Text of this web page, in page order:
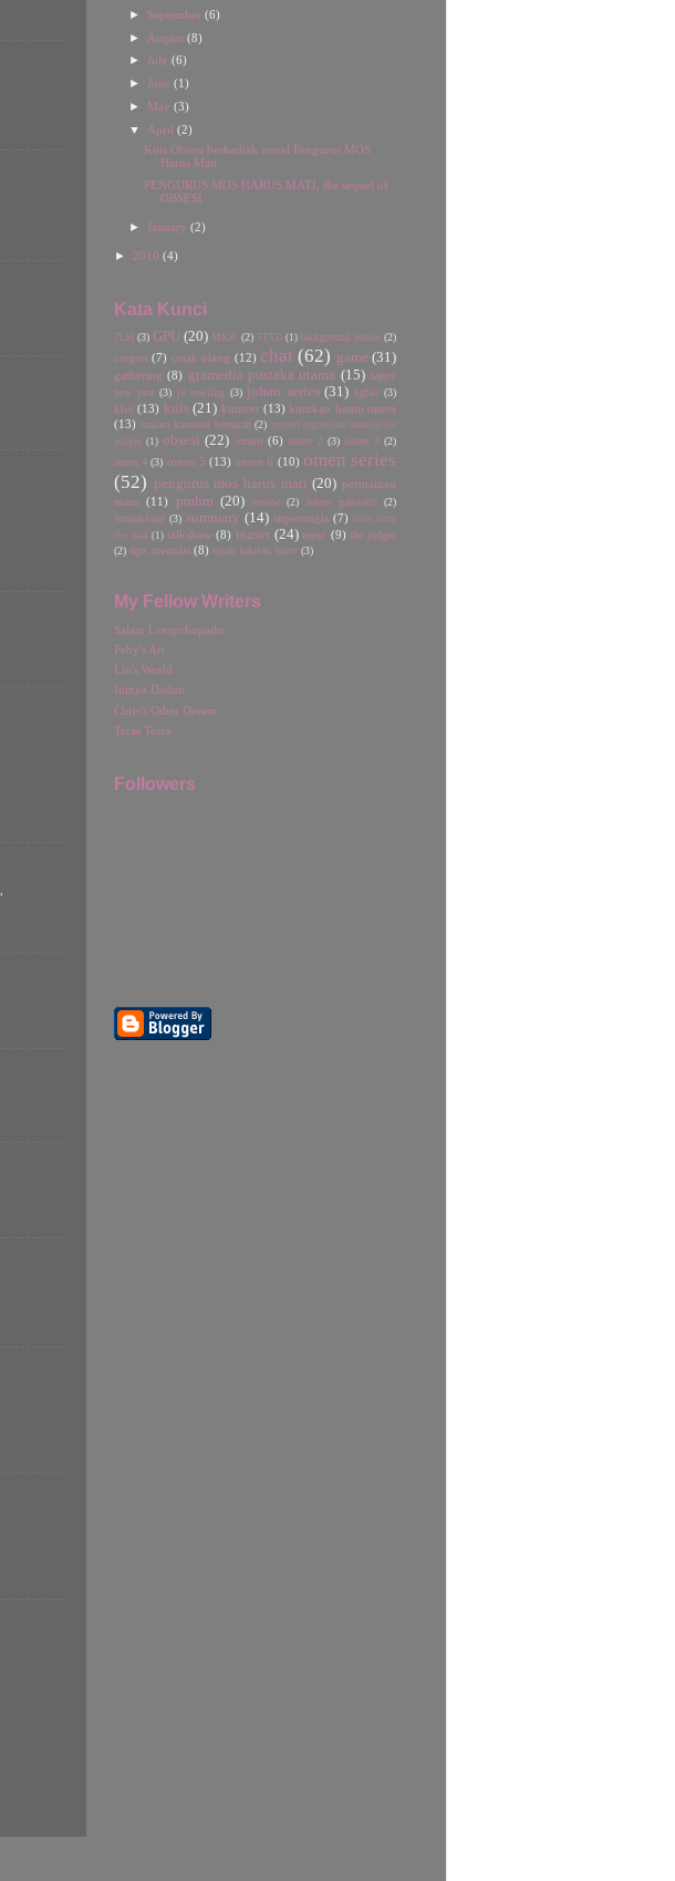
► September (6)
► August (8)
► July (6)
► June (1)
► May (3)
▼ April (2)
Kuis Obsesi berhadiah novel Pengurus MOS
Harus Mati
PENGURUS MOS HARUS MATI, the sequel of
OBSESI
► January (2)
► 2010 (4)
Kata Kunci
7LH (3) GPU (20) MKB (2) TFTD (1) background music (2)
cerpen (7) cetak ulang (12) chat (62) game (31)
gathering (8) gramedia pustaka utama (15) happy
new year (3) jk rowling (3) johan series (31) kgfair (3)
kho (13) kuis (21) kumcer (13) kutukan hantu opera
(13) malam karnaval berdarah (2) misteri organisasi rahasia the
judges (1) obsesi (22) omen (6) omen 2 (3) omen 3 (2)
omen 4 (3) omen 5 (13) omen 6 (10) omen series
(52) pengurus mos harus mati (20) permainan
maut (11) pmhm (20) review (2) robert galbraith
(2)
soundcloud (3) summary (14) supertragis (7) tales from
the dark (1) talkshow (8) teaser (24) teror (9) the judges
(2) tips menulis (8) tujuh lukisan horor (3)
My Fellow Writers
Salam Lexsychopaths
Feby's Art
Lin's World
Ininya Dadun
Chris's Other Dream
Teras Teera
Followers